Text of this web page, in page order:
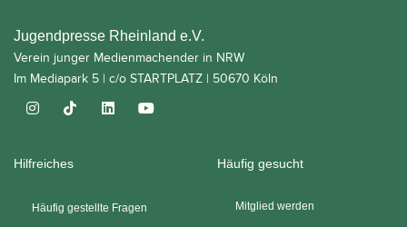
Jugendpresse Rheinland e.V.
Verein junger Medienmachender in NRW
Im Mediapark 5 | c/o STARTPLATZ | 50670 Köln
Hilfreiches
Häufig gestellte Fragen
Häufig gesucht
Mitglied werden